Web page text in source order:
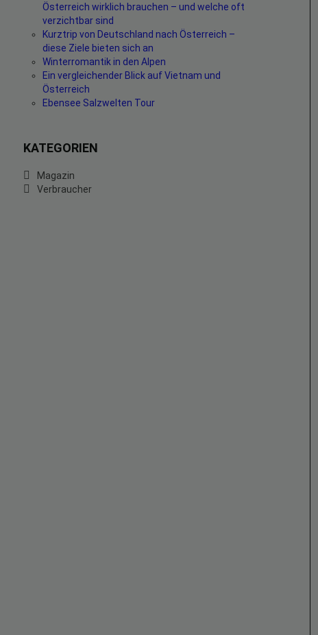
Österreich wirklich brauchen – und welche oft
verzichtbar sind
Kurztrip von Deutschland nach Österreich –
diese Ziele bieten sich an
Winterromantik in den Alpen
Ein vergleichender Blick auf Vietnam und
Österreich
Ebensee Salzwelten Tour
KATEGORIEN
Magazin
Verbraucher